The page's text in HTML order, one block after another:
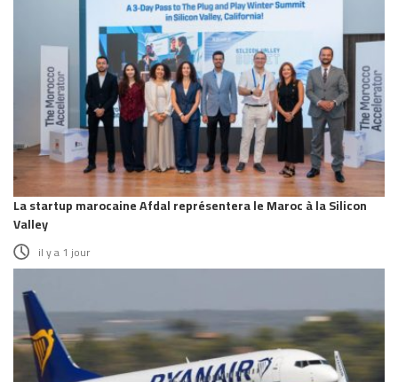
La startup marocaine Afdal représentera le Maroc à la Silicon
Valley
il y a 1 jour